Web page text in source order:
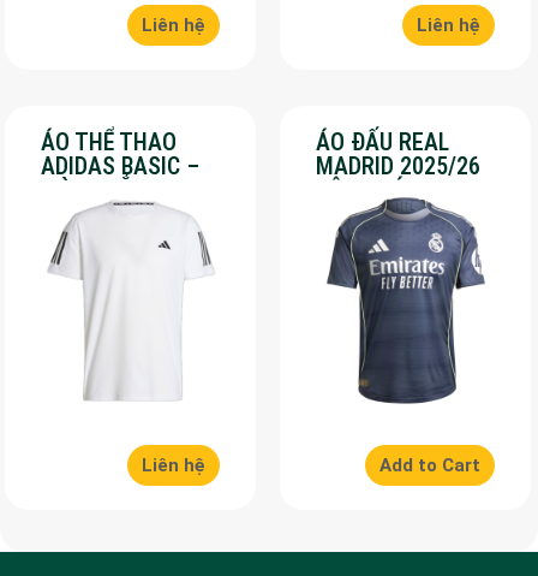
Liên hệ Liên hệ
ÁO THỂ THAO
ADIDAS BASIC –
70%
Liên hệ
ÁO ĐẤU REAL
MADRID 2025/26
SÂN KHÁCH – SALE
50%
Add to Cart